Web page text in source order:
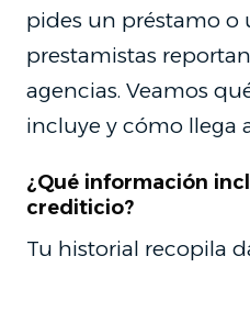
pides un préstamo o
prestamistas
agencias. Veamos
incluye y cómo llega
¿Qué información
crediticio?
Tu historial recopila